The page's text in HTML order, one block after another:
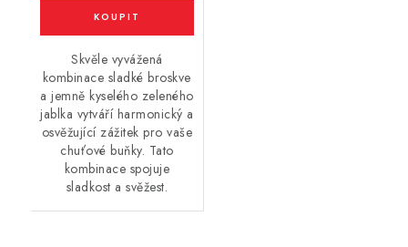
Skvěle vyvážená
kombinace sladké broskve
a jemně kyselého zeleného
jablka vytváří harmonický a
osvěžující zážitek pro vaše
chuťové buňky. Tato
kombinace spojuje
sladkost a svěžest.